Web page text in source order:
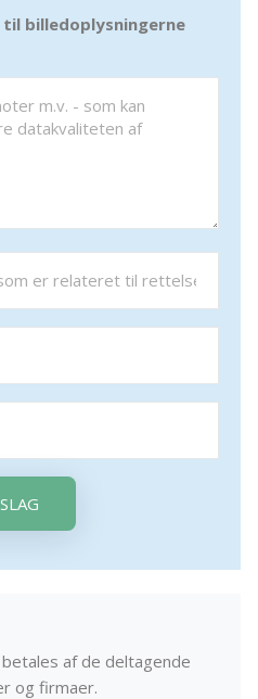
billedoplysningerne
af de deltagende
og firmaer.